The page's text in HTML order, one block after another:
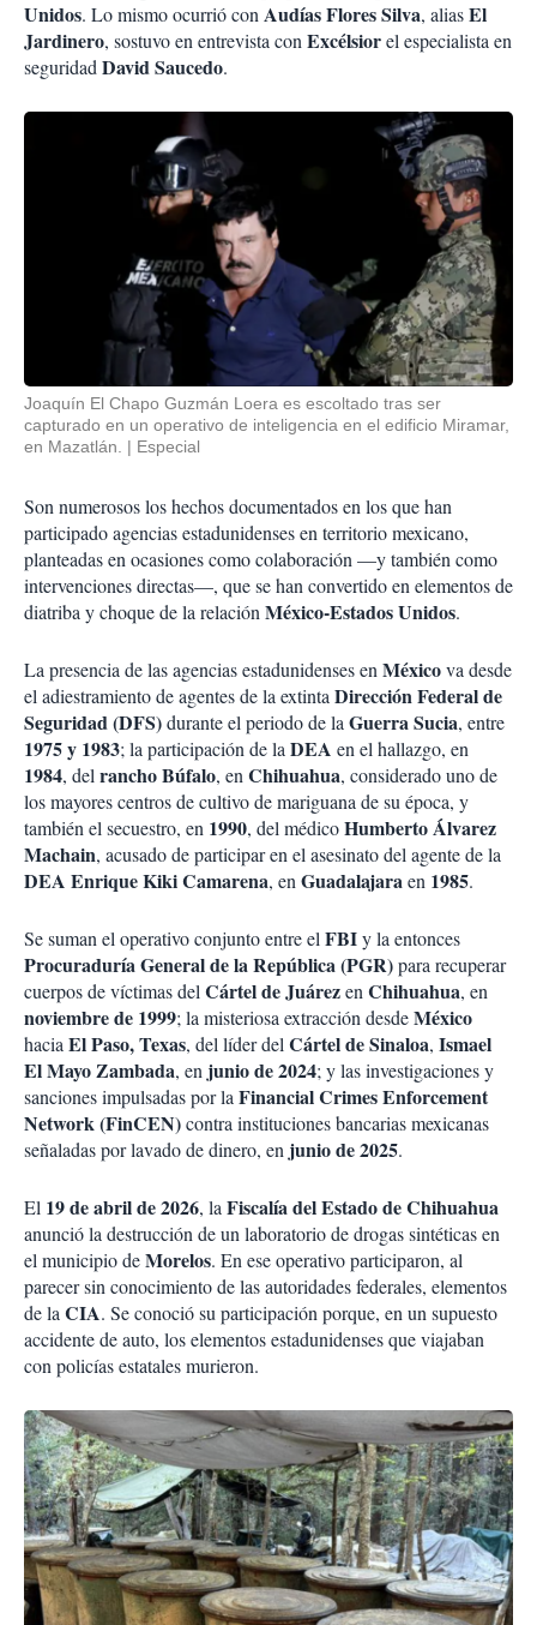
Unidos. Lo mismo ocurrió conAudías Flores Silva, aliasEl
Jardinero, sostuvo en entrevista conExcélsiorel especialista en
seguridadDavid Saucedo.
Joaquín El Chapo Guzmán Loera es escoltado tras ser
capturado en un operativo de inteligencia en el edificio Miramar,
en Mazatlán.
Especial
Son numerosos los hechos documentados en los que han
participado agencias estadunidenses en territorio mexicano,
planteadas en ocasiones como colaboración —y también como
intervenciones directas—, que se han convertido en elementos de
diatriba y choque de la relaciónMéxico-Estados Unidos.
La presencia de las agencias estadunidenses enMéxicova desde
el adiestramiento de agentes de la extintaDirección Federal de
Seguridad (DFS)durante el periodo de laGuerra Sucia, entre
1975 y 1983; la participación de laDEA en el hallazgo, en
1984, delrancho Búfalo, enChihuahua, considerado uno de
los mayores centros de cultivo de mariguana de su época, y
también el secuestro, en 1990, del médicoHumberto Álvarez
Machain, acusado de participar en el asesinato del agente de la
DEA Enrique Kiki Camarena, enGuadalajaraen 1985.
Se suman el operativo conjunto entre elFBIy la entonces
Procuraduría General de la República (PGR)para recuperar
cuerpos de víctimas delCártel de JuárezenChihuahua, en
noviembre de 1999; la misteriosa extracción desdeMéxico
haciaEl Paso, Texas, del líder delCártel de Sinaloa, Ismael
El Mayo Zambada, en junio de 2024; y las investigaciones y
sanciones impulsadas por laFinancial Crimes Enforcement
Network (FinCEN)contra instituciones bancarias mexicanas
señaladas por lavado de dinero, en junio de 2025.
El 19 de abril de 2026, laFiscalía del Estado de Chihuahua
anunció la destrucción de un laboratorio de drogas sintéticas en
el municipio deMorelos. En ese operativo participaron, al
parecer sin conocimiento de las autoridades federales, elementos
de laCIA. Se conoció su participación porque, en un supuesto
accidente de auto, los elementos estadunidenses que viajaban
con policías estatales murieron.